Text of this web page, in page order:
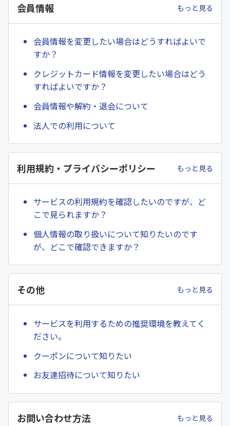
会員情報 もっと見る
会員情報を変更したい場合はどうすればよいで
すか？
クレジットカード情報を変更したい場合はどう
すればよいですか？
会員情報や解約・退会について
法人での利用について
利用規約・プライバシーポリシー もっと見る
サービスの利用規約を確認したいのですが、ど
こで見られますか？
個人情報の取り扱いについて知りたいのです
が、どこで確認できますか？
その他 もっと見る
サービスを利用するための推奨環境を教えてく
ださい。
クーポンについて知りたい
お友達招待について知りたい
お問い合わせ方法 もっと見る